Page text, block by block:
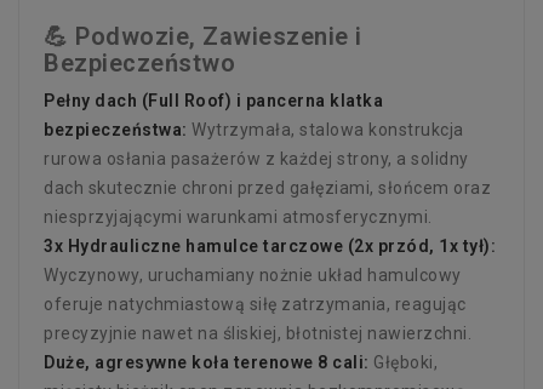
💪 Podwozie, Zawieszenie i
Bezpieczeństwo
Pełny dach (Full Roof) i pancerna klatka
bezpieczeństwa: Wytrzymała, stalowa konstrukcja
rurowa osłania pasażerów z każdej strony, a solidny
dach skutecznie chroni przed gałęziami, słońcem oraz
niesprzyjającymi warunkami atmosferycznymi.
3x Hydrauliczne hamulce tarczowe (2x przód, 1x tył):
Wyczynowy, uruchamiany nożnie układ hamulcowy
oferuje natychmiastową siłę zatrzymania, reagując
precyzyjnie nawet na śliskiej, błotnistej nawierzchni.
Duże, agresywne koła terenowe 8 cali: Głęboki,